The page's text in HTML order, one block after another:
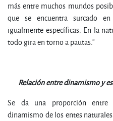
más entre muchos mundos
que se encuentra surcado
igualmente específicas. En la
todo gira en torno a pautas.”
Relaciónentredinamismo yes
Se da una proporción entre
dinamismo de los entes